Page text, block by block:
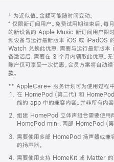
页
页
脚
注
‡ 为近似值。金额可能随时间变动。
⁺ 仅限新订阅用户。免费试用期结束后，
的新设备的 Apple Music 新订阅用户限时
频设备与运行最新版本 iOS 或 iPadOS
Watch 兑换此优惠，需要与运行最新版
备激活后，需要在 3 个月内领取此优惠。
账户仅可享受一次优惠。会员方案将自动
款。
窗
口
中
打
开)
** AppleCare+ 服务计划可为使用过程中
在 HomePod (第二代) 和 HomePod
能的 app 中的兼容内容。并非所有内容
组建 HomePod 立体声组合需要使用
HomePod mini、两部 HomePod (
需要使用多部 HomePod 扬声器或兼
的扬声器。
需要使用支持 HomeKit 或 Matter 的